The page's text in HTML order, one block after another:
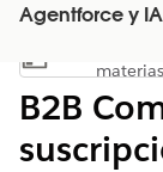
Agentforce y
materias
B2B